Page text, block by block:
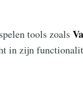
tools zoals
in zijn